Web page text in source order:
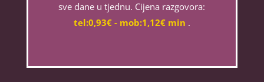
sve dane u tjednu. Cijena razgovora:
tel:0,93€ - mob:1,12€ min .